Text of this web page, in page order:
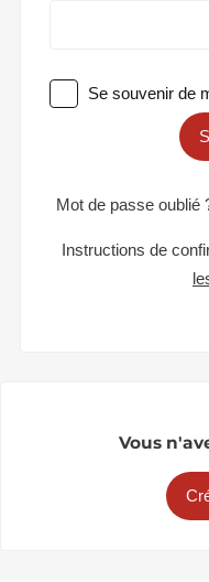
Se souvenir de
Mot de passe oublié
Instructions de
Vous